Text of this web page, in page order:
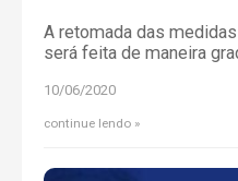
A retomada das
será feita de maneira
10/06/2020
continue lendo